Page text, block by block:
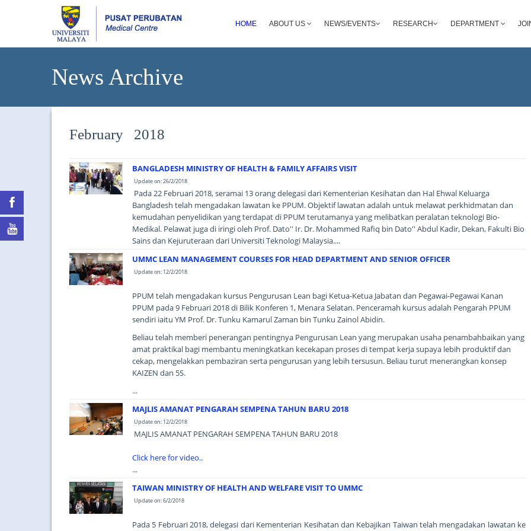
HOME ABOUT US NEWS/EVENTS RESEARCH DEPARTMENT
News Archive
February 2018
BANGLADESH MINISTRY OF HEALTH & FAMILY AFFAIRS VISIT
Update on: 26/2/2018
Pada 22 Februari 2018, seramai 13 orang delegasi dari Kementerian Kesihatan dan Hal Ehwal Keluarga
Bangladesh telah mengadakan lawatan ke PPUM. Objektif lawatan adalah untuk melawat perkhidmatan dan
kemudahan penyelidikan yang terdapat di PPUM terutamanya yang melibatkan peralatan teknologi Bio-
Medikal. Pelawat juga di iringi oleh Prof. Dato'' Ir. Dr. Mohammed Rafiq bin Dato'' Abdul Kadir, Dekan, Fakulti Bio
Sains dan Kejuruteraan dari Universiti Teknologi Malaysia....
UMMC LEAN MANAGEMENT COURSES FOR HEAD DEPARTMENT AND SENIOR OFFICER
Update on: 12/2/2018
PPUM telah mengadakan kursus Pengurusan Lean bagi Ketua-Ketua Jabatan dan Pegawai-Pegawai Kanan
PPUM pada 9 Februari 2018 di Bilik Konferen 1, Menara Selatan. Penceramah kursus adalah Pengarah PPUM
sendiri iaitu YM Prof. Dr. Tunku Kamarul Zaman bin Tunku Zainol Abidin.
Beliau telah memberi penerangan pentingnya Pengurusan Lean yang merupakan usaha penambahbaikan yang
amat praktikal bagi membantu meningkatkan kecekapan proses di tempat kerja supaya lebih produktif dan
cekap, mengelakkan pembaziran serta pengurusan yang lebih tersusun. Beliau turut menerangkan konsep
KAIZEN dan 5S.
...
MAJLIS AMANAT PENGARAH SEMPENA TAHUN BARU 2018
Update on: 12/2/2018
MAJLIS AMANAT PENGARAH SEMPENA TAHUN BARU 2018
Click here for video..
...
TAIWAN MINISTRY OF HEALTH AND WELFARE VISIT TO UMMC
Update on: 6/2/2018
Pada 5 Februari 2018, delegasi dari Kementerian Kesihatan dan Kebajikan Taiwan telah mengadakan lawatan ke